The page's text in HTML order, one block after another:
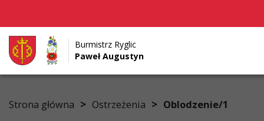
Przejdź do menu
Przejdź do głównej treści strony
Przejdź do stopki strony
Burmistrz Ryglic
Paweł Augustyn
Strona główna > Ostrzeżenia > Oblodzenie/1